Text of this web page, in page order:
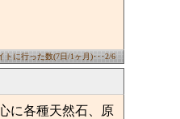
に行った数(7日/1ヶ月)･･･2/6
に各種天然石、原